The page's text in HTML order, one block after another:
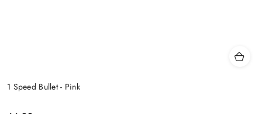
1 Speed Bullet - Pink